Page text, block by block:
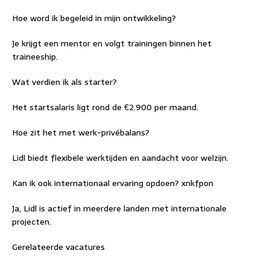
Hoe word ik begeleid in mijn ontwikkeling?
Je krijgt een mentor en volgt trainingen binnen het
traineeship.
Wat verdien ik als starter?
Het startsalaris ligt rond de €2.900 per maand.
Hoe zit het met werk-privébalans?
Lidl biedt flexibele werktijden en aandacht voor welzijn.
Kan ik ook internationaal ervaring opdoen? xnkfpon
Ja, Lidl is actief in meerdere landen met internationale
projecten.
Gerelateerde vacatures